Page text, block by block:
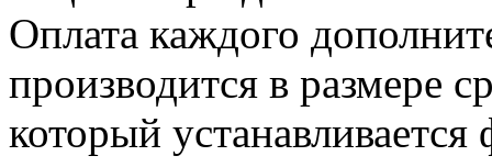
Оплата каждого
производится в размере
который